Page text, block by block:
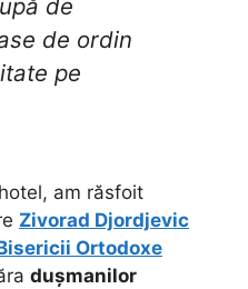
de
de ordin
pe
am răsfoit
Zivorad Djordjevic
Ortodoxe
dușmanilor